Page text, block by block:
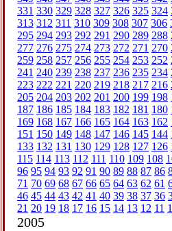
331 330 329 328 327 326 325 324
313 312 311 310 309 308 307 306
295 294 293 292 291 290 289 288
277 276 275 274 273 272 271 270
259 258 257 256 255 254 253 252
241 240 239 238 237 236 235 234
223 222 221 220 219 218 217 216
205 204 203 202 201 200 199 198
187 186 185 184 183 182 181 180
169 168 167 166 165 164 163 162
151 150 149 148 147 146 145 144
133 132 131 130 129 128 127 126
115 114 113 112 111 110 109 108
96 95 94 93 92 91 90 89 88 87 86
71 70 69 68 67 66 65 64 63 62 61
46 45 44 43 42 41 40 39 38 37 36
21 20 19 18 17 16 15 14 13 12 11
2005